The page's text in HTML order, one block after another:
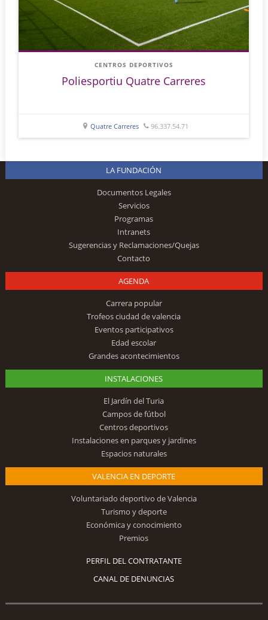
CENTROS DEPORTIVOS
Poliesportiu Quatre Carreres
Quatre Carreres 96.337.54.71
LA FUNDACIÓN
Documentos Legales
Servicios
Programas
Intranets
Sugerencias y Reclamaciones/Quejas
Contacto
AGENDA
Carrera popular
Trofeos ciudad de valencia
Eventos participativos
Edad escolar
Grandes acontecimientos
INSTALACIONES
El Jardín del Turia
Campos de fútbol
Centros deportivos
Instalaciones en parques y jardines
Espacios naturales
VALENCIA EN DEPORTE
Voluntariado deportivo de Valencia
Turismo y deporte
Económica y conocimiento
Premios
PERFIL DEL CONTRATANTE
CANAL DE DENUNCIAS